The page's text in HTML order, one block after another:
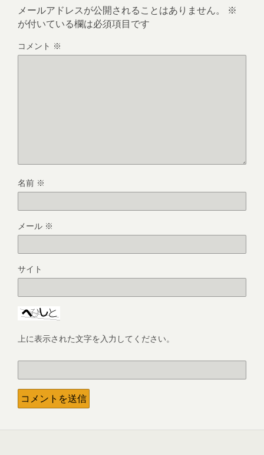
メールアドレスが公開されることはありません。
※
が付いている欄は必須項目です
コメント ※
名前 ※
メール ※
サイト
上に表示された文字を入力してください。